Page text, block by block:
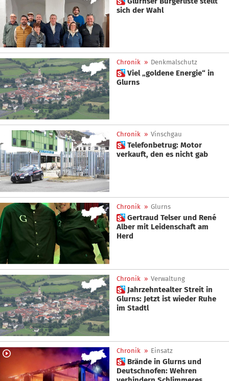
sich der Wahl
Chronik » Denkmalschutz
 Viel „goldene Energie“ in
Glurns
Chronik » Vinschgau
 Telefonbetrug: Motor
verkauft, den es nicht gab
Chronik » Glurns
 Gertraud Telser und René
Alber mit Leidenschaft am
Herd
Chronik » Verwaltung
 Jahrzehntealter Streit in
Glurns: Jetzt ist wieder Ruhe
im Stadtl
Chronik » Einsatz
 Brände in Glurns und
Deutschnofen: Wehren